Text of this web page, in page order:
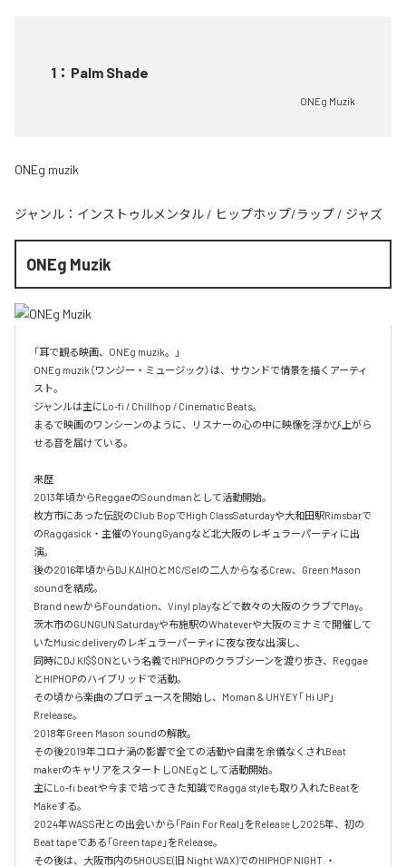
1 ： Palm Shade
ONEg Muzik
ONEg muzik
ジャンル： インストゥルメンタル / ヒップホップ/ラップ / ジャズ
ONEg Muzik
「耳で観る映画、ONEg muzik。」
ONEg muzik（ワンジー・ミュージック）は、サウンドで情景を描くアーティ
スト。
ジャンルは主にLo-fi / Chillhop / Cinematic Beats。
まるで映画のワンシーンのように、リスナーの心の中に映像を浮かび上がら
せる音を届けている。
来歴
2013年頃からReggaeのSoundmanとして活動開始。
枚方市にあった伝説のClub BopでHigh ClassSaturdayや大和田駅Rimsbarで
のRaggasick・主催のYoungGyangなど北大阪のレギュラーパーティに出
演。
後の2016年頃からDJ KAIHOとMC/Selの二人からなるCrew、Green Mason
soundを結成。
Brand newからFoundation、Vinyl playなどで数々の大阪のクラブでPlay。
茨木市のGUNGUN Saturdayや布施駅のWhateverや大阪のミナミで開催して
いたMusic deliveryのレギュラーパーティに夜な夜な出演し、
同時にDJ KI$$ONという名義でHIPHOPのクラブシーンを渡り歩き、Reggae
とHIPHOPのハイブリッドで活動。
その頃から楽曲のプロデュースを開始し、Moman & UHYEY「 Hi UP」
Rrelease。
2018年Green Mason soundの解散。
その後2019年コロナ渦の影響で全ての活動や自粛を余儀なくされBeat
makerのキャリアをスタートしONEgとして活動開始。
主にLo-fi beatや今まで培ってきた知識でRagga styleも取り入れたBeatを
Makeする。
2024年WASS卍との出会いから「Pain For Real」をReleaseし2025年、初の
Beat tapeである「Green tape」をRelease。
その後は、大阪市内の5HOUSE(旧 Night WAX)でのHIPHOP NIGHT.・